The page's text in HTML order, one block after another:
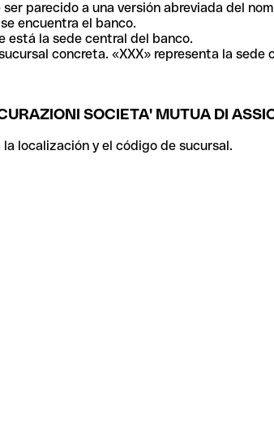
parecido a una versión abreviada del
encuentra el banco.
está la sede central del banco.
concreta. «XXX» representa la sede
SOCIETA' MUTUA DI
localización y el código de sucursal.